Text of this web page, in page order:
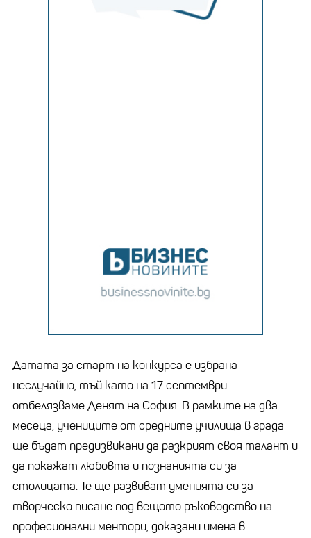
Датата за старт на конкурса е избрана
неслучайно, тъй като на 17 септември
отбелязваме Денят на София. В рамките на два
месеца, учениците от средните училища в града
ще бъдат предизвикани да разкрият своя талант и
да покажат любовта и познанията си за
столицата. Те ще развиват уменията си за
творческо писане под вещото ръководство на
професионални ментори, доказани имена в